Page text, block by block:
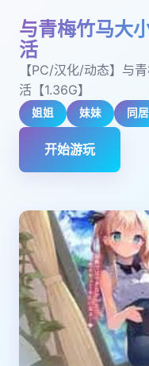
与青梅竹马大
活
【PC/汉化/动态】与
活【1.36G】
姐姐 妹妹 同居
开始游玩